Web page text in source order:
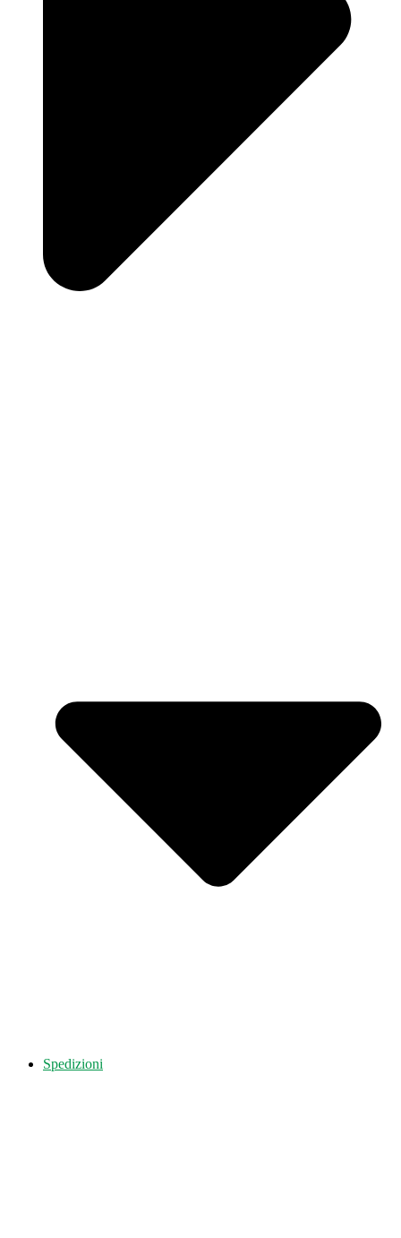
Spedizioni